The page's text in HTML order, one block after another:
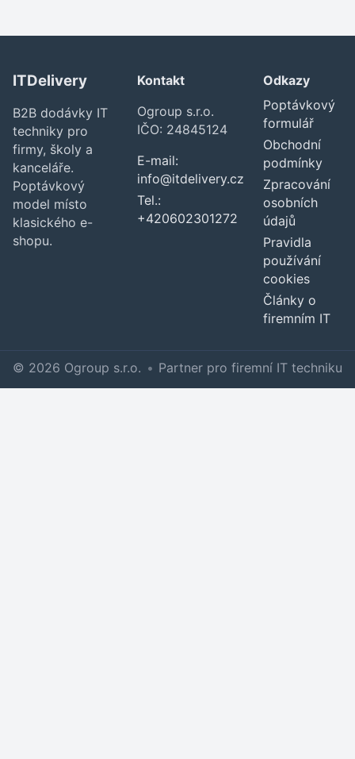
ITDelivery
B2B dodávky IT
techniky pro
firmy, školy a
kanceláře.
Poptávkový
model místo
klasického e-
shopu.
Kontakt
Ogroup s.r.o.
IČO: 24845124
E-mail:
info@itdelivery.cz
Tel.:
+420602301272
Odkazy
Poptávkový
formulář
Obchodní
podmínky
Zpracování
osobních
údajů
Pravidla
používání
cookies
Články o
firemním IT
© 2026 Ogroup s.r.o. • Partner pro firemní IT techniku